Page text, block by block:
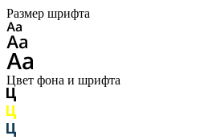
Размер шрифта
Цвет фона и шрифта